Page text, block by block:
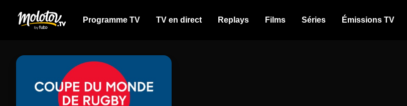
Programme TV TV en direct Replays Films Séries Émissions TV